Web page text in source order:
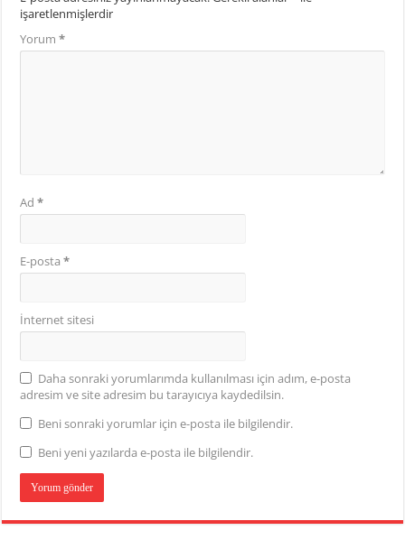
işaretlenmişlerdir
Yorum*
Ad*
E-posta*
İnternet sitesi
Daha sonraki yorumlarımda kullanılması için adım, e-posta
adresim ve site adresim bu tarayıcıya kaydedilsin.
Beni sonraki yorumlar için e-posta ile bilgilendir.
Beni yeni yazılarda e-posta ile bilgilendir.